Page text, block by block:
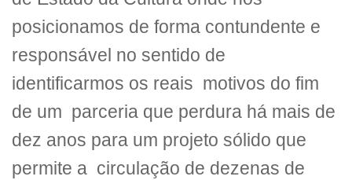
posicionamos de forma contundente e
responsável no sentido de
identificarmos os reais motivos do fim
de um parceria que perdura há mais de
dez anos para um projeto sólido que
permite a circulação de dezenas de